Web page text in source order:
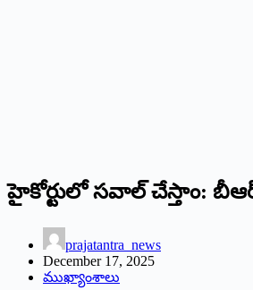
హైకోర్టులో సవాల్‌ ‌చేస్తాం:
prajatantra_news
December 17, 2025
ముఖ్యాంశాలు